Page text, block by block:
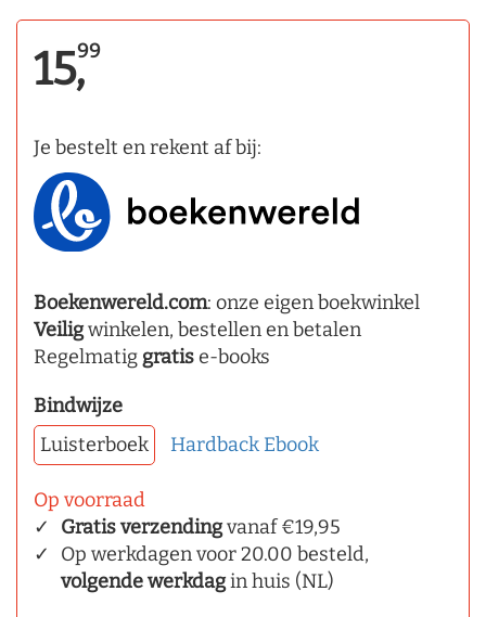
15,99
Je bestelt en rekent af bij:
Boekenwereld.com: onze eigen boekwinkel
Veiligwinkelen, bestellen en betalen
Regelmatig gratise-books
Bindwijze
Luisterboek
Hardback Ebook
Op voorraad
Gratis verzendingvanaf €19,95
Op werkdagen voor 20.00 besteld,
volgende werkdagin huis (NL)